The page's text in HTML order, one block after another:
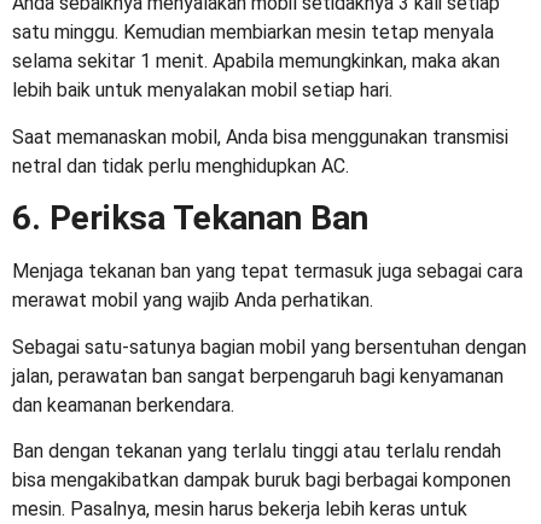
satu minggu. Kemudian membiarkan mesin tetap menyala
selama sekitar 1 menit. Apabila memungkinkan, maka akan
lebih baik untuk menyalakan mobil setiap hari.
Saat memanaskan mobil, Anda bisa menggunakan transmisi
netral dan tidak perlu menghidupkan AC.
6. Periksa Tekanan Ban
Menjaga tekanan ban yang tepat termasuk juga sebagai cara
merawat mobil yang wajib Anda perhatikan.
Sebagai satu-satunya bagian mobil yang bersentuhan dengan
jalan, perawatan ban sangat berpengaruh bagi kenyamanan
dan keamanan berkendara.
Ban dengan tekanan yang terlalu tinggi atau terlalu rendah
bisa mengakibatkan dampak buruk bagi berbagai komponen
mesin. Pasalnya, mesin harus bekerja lebih keras untuk